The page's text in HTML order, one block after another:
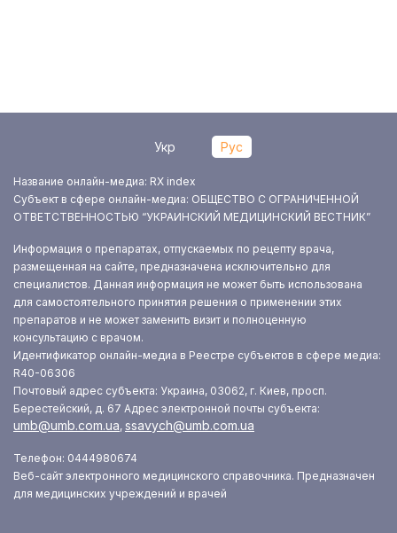
Укр Рус
Название онлайн-медиа: RX index
Субъект в сфере онлайн-медиа: ОБЩЕСТВО С ОГРАНИЧЕННОЙ
ОТВЕТСТВЕННОСТЬЮ “УКРАИНСКИЙ МЕДИЦИНСКИЙ ВЕСТНИК”
Информация о препаратах, отпускаемых по рецепту врача,
размещенная на сайте, предназначена исключительно для
специалистов. Данная информация не может быть использована
для самостоятельного принятия решения о применении этих
препаратов и не может заменить визит и полноценную
консультацию с врачом.
Идентификатор онлайн-медиа в Реестре субъектов в сфере медиа:
R40-06306
Почтовый адрес субъекта: Украина, 03062, г. Киев, просп.
Берестейский, д. 67 Адрес электронной почты субъекта:
umb@umb.com.ua, ssavych@umb.com.ua
Телефон: 0444980674
Веб-сайт электронного медицинского справочника. Предназначен
для медицинских учреждений и врачей